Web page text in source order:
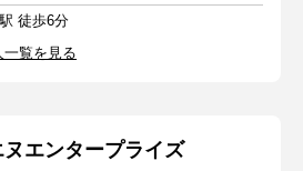
徒歩6分
覧を見る
エンタープライズ